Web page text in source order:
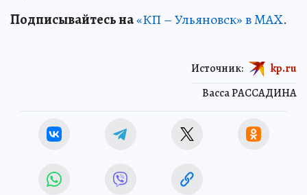
Подписывайтесь на«КП – Ульяновск» в MAX.
Васса РАССАДИНА
Источник: kp.ru